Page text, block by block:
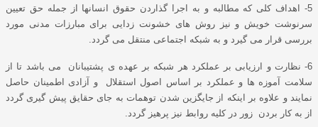
5- اهداف کلی که مطالبه و به اجرا گذاردن حقوق انسانها از جمله حق تعیین
سرنوشت خویش و نیز روش های خشونت زدایی برای مبارزات مدنی مورد
بررسی قرار می گیرد و به شبکه اجتماعی منتقل می گردد.
6- نظارت و ارزیابی بر عملکرد هر شبکه بر عهده ی پشتیبانان می باشد تا از
سلامت آموزه ها و عملکرد بر اساس اصول استقلال و آزادی اطمینان حاصل
نمایند و علاوه بر اینکه از جایگزین شدن توهمات به جای حقایق پیش گیری گردد
از به کار بردن زور در کلیه روابط نیز پرهیز گردد.